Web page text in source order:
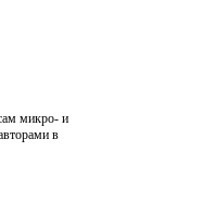
микро- и
в